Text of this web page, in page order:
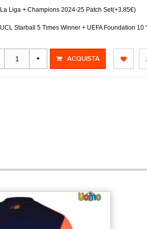
La Liga + Champions 2024-25 Patch Set(+3.85€)
UCL Starball 5 Times Winner + UEFA Foundation 10
ACQUISTA